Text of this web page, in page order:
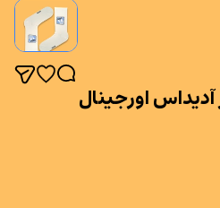
اورجینال